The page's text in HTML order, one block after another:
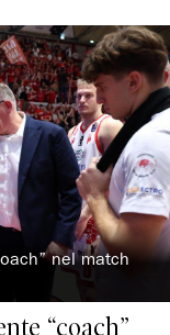
nel match
“coach”